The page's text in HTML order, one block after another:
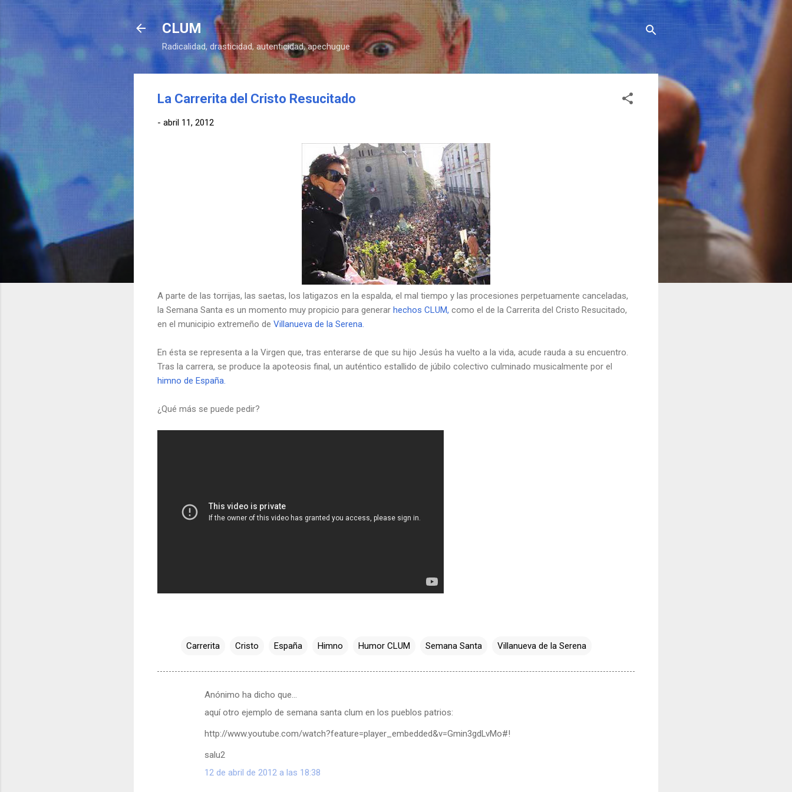
Ir al contenido principal
CLUM
Radicalidad, drasticidad, autenticidad, apechugue
La Carrerita del Cristo Resucitado
- abril 11, 2012
A parte de las torrijas, las saetas, los latigazos en la espalda, el mal tiempo y las procesiones perpetuamente canceladas,
la Semana Santa es un momento muy propicio para generar hechos CLUM, como el de la Carrerita del Cristo Resucitado,
en el municipio extremeño de Villanueva de la Serena.
En ésta se representa a la Virgen que, tras enterarse de que su hijo Jesús ha vuelto a la vida, acude rauda a su encuentro.
Tras la carrera, se produce la apoteosis final, un auténtico estallido de júbilo colectivo culminado musicalmente por el
himno de España.
¿Qué más se puede pedir?
Carrerita Cristo España Himno Humor CLUM Semana Santa Villanueva de la Serena
Anónimo ha dicho que…
aquí otro ejemplo de semana santa clum en los pueblos patrios:
http://www.youtube.com/watch?feature=player_embedded&v=Gmin3gdLvMo#!
salu2
12 de abril de 2012 a las 18:38